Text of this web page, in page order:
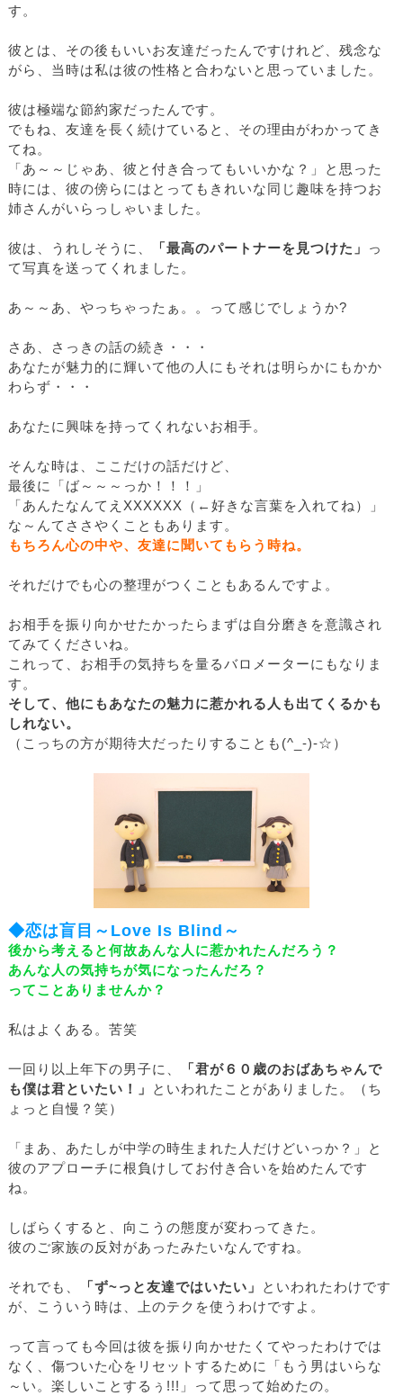
す。
彼とは、その後もいいお友達だったんですけれど、残念な
がら、当時は私は彼の性格と合わないと思っていました。
彼は極端な節約家だったんです。
でもね、友達を長く続けていると、その理由がわかってき
てね。
「あ～～じゃあ、彼と付き合ってもいいかな？」と思った
時には、彼の傍らにはとってもきれいな同じ趣味を持つお
姉さんがいらっしゃいました。
彼は、うれしそうに、 「最高のパートナーを見つけた」
っ
て写真を送ってくれました。
あ～～あ、やっちゃったぁ。。って感じでしょうか?
さあ、さっきの話の続き・・・
あなたが魅力的に輝いて他の人にもそれは明らかにもかか
わらず・・・
あなたに興味を持ってくれないお相手。
そんな時は、ここだけの話だけど、
最後に「ば～～～っか！！！」
「あんたなんてえXXXXXX（←好きな言葉を入れてね）」
な～んてささやくこともあります。
もちろん心の中や、友達に聞いてもらう時ね。
それだけでも心の整理がつくこともあるんですよ。
お相手を振り向かせたかったらまずは自分磨きを意識され
てみてくださいね。
これって、お相手の気持ちを量るバロメーターにもなりま
す。
そして、他にもあなたの魅力に惹かれる人も出てくるかも
しれない。
（こっちの方が期待大だったりすることも(^_-)-☆）
◆恋は盲目～Love Is Blind～
後から考えると何故あんな人に惹かれたんだろう？
あんな人の気持ちが気になったんだろ？
ってことありませんか？
私はよくある。苦笑
一回り以上年下の男子に、
「君が６０歳のおばあちゃんで
も僕は君といたい！」
といわれたことがありました。（ち
ょっと自慢？笑）
「まあ、あたしが中学の時生まれた人だけどいっか？」と
彼のアプローチに根負けしてお付き合いを始めたんです
ね。
しばらくすると、向こうの態度が変わってきた。
彼のご家族の反対があったみたいなんですね。
それでも、 「ず~っと友達ではいたい」
といわれたわけです
が、こういう時は、上のテクを使うわけですよ。
って言っても今回は彼を振り向かせたくてやったわけでは
なく、傷ついた心をリセットするために「もう男はいらな
～い。楽しいことするぅ!!!」って思って始めたの。